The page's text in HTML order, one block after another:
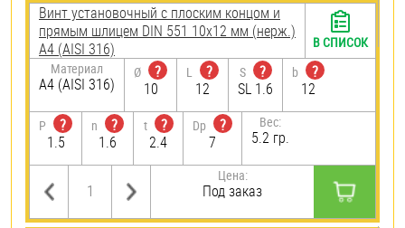
Винт установочный с плоским концом и
прямым шлицем DIN 551 10х12 мм (нерж.)
A4 (AISI 316)
Материал
A4 (AISI 316)
Ø
?
10
L
?
12
S
?
SL 1.6
b
?
12
P
?
1.5
n
?
1.6
t
?
2.4
Dp
?
7
Вес:
5.2 гр.
Цена:
Под заказ
В СПИСОК